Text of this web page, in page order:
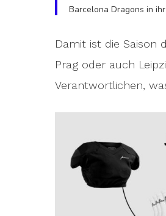
Barcelona Dragons in
Damit ist die Saison
Prag oder auch
Verantwortlichen,